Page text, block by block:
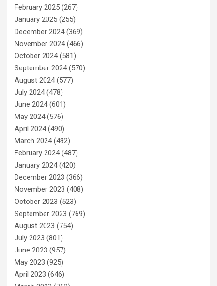
February 2025 (267)
January 2025 (255)
December 2024(369)
November 2024(466)
October 2024(581)
September 2024(570)
August 2024(577)
July 2024(478)
June 2024(601)
May 2024(576)
April 2024(490)
March 2024(492)
February 2024(487)
January 2024(420)
December 2023 (366)
November 2023 (408)
October 2023 (523)
September 2023 (769)
August 2023 (754)
July 2023 (801)
June 2023 (957)
May 2023 (925)
April 2023 (646)